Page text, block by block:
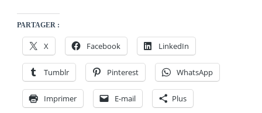
PARTAGER :
X Facebook LinkedIn
Tumblr Pinterest WhatsApp
Imprimer E-mail Plus